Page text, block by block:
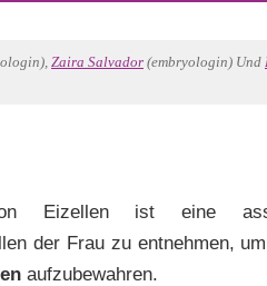
Zaira Salvador (embryologin) Und
Eizellen ist eine
der Frau zu entnehmen,
aufzubewahren.